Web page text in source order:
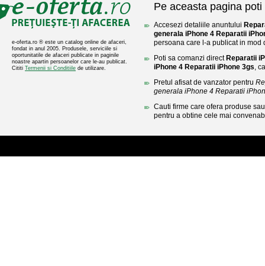
e-oferta.ro ® este un catalog online de afaceri,
fondat in anul 2005. Produsele, serviciile si
oportunitatile de afaceri publicate in paginile
noastre apartin persoanelor care le-au publicat.
Cititi Termenii si Conditiile de utilizare.
Pe aceasta pagina poti
Accesezi detaliile anuntului
generala iPhone 4 Reparatii
persoana care l-a publicat in mod
Poti sa comanzi direct Reparatii
iPhone 4 Reparatii iPhone 3gs,
Pretul afisat de vanzator pentru
generala iPhone 4 Reparatii
Cauti firme care ofera produse
pentru a obtine cele mai